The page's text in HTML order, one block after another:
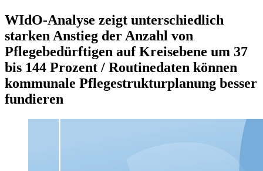
WIdO-Analyse zeigt unterschiedlich
starken Anstieg der Anzahl von
Pflegebedürftigen auf Kreisebene um 37
bis 144 Prozent / Routinedaten können
kommunale Pflegestrukturplanung besser
fundieren